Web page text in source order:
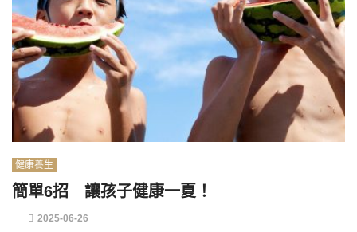
健康養生
簡單6招 讓孩子健康一夏！
2025-06-26